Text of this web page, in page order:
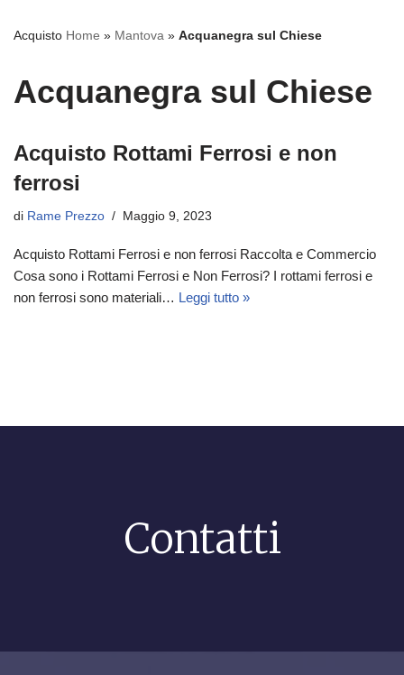
Acquisto Home » Mantova » Acquanegra sul Chiese
Acquanegra sul Chiese
Acquisto Rottami Ferrosi e non
ferrosi
di Rame Prezzo Maggio 9, 2023
Acquisto Rottami Ferrosi e non ferrosi Raccolta e Commercio
Cosa sono i Rottami Ferrosi e Non Ferrosi? I rottami ferrosi e
non ferrosi sono materiali… Leggi tutto »
Contatti